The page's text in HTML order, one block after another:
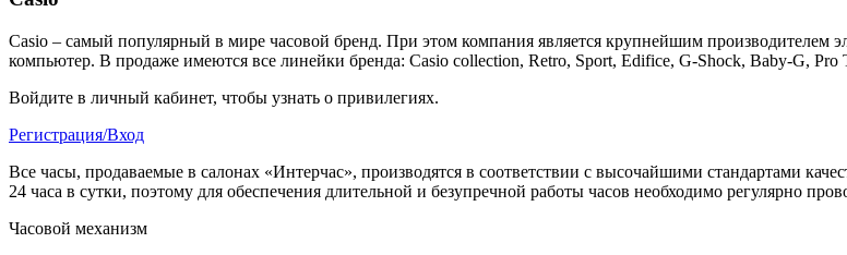
Casio – самый популярный в мире часовой бренд. При этом компания является крупнейшим производителем
компьютер. В продаже имеются все линейки бренда: Casio collection, Retro, Sport, Edifice, G-Shock, Baby-G, Pro
Войдите в личный кабинет, чтобы узнать о привилегиях.
Регистрация/Вход
Все часы, продаваемые в салонах «Интерчас», производятся в соответствии с высочайшими стандартами
24 часа в сутки, поэтому для обеспечения длительной и безупречной работы часов необходимо регулярно
Часовой механизм